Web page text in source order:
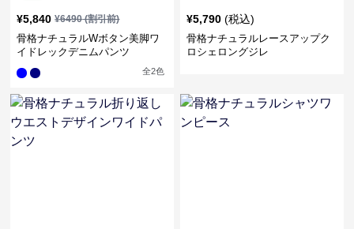
¥5,840 ¥6490(割引前)
骨格ナチュラルWボタン美脚ワ
イドレックデニムパンツ
全2色
¥5,790 (税込)
骨格ナチュラルレースアップク
ロシェロングジレ